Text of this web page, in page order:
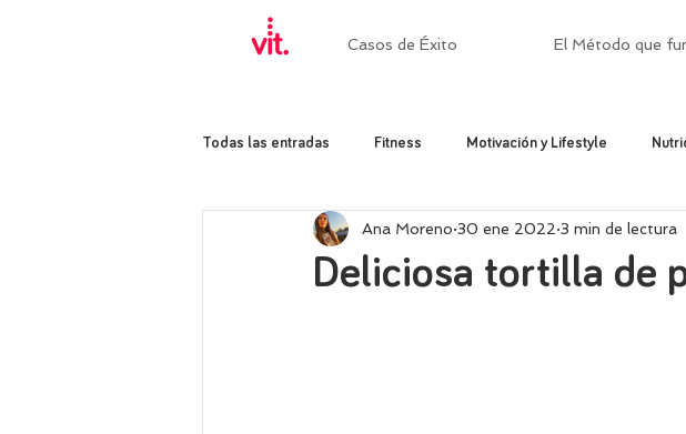
Casos de Éxito El Método que
Todas las entradas Fitness Motivación y Lifestyle
Deliciosa tortilla de
Ana Moreno 30 ene 2022 3 min de lectura